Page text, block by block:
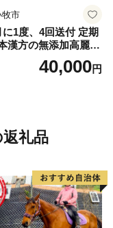
牧市
に1度、4回送付 定期
漢方の無添加高麗人
40,000円
礼品